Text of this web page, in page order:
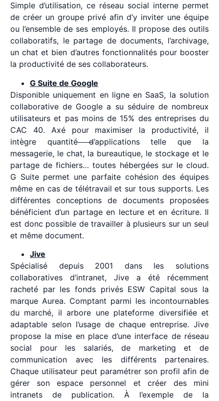
Simple d’utilisation, ce réseau social interne permet
de créer un groupe privé afin d’y inviter une équipe
ou l’ensemble de ses employés. Il propose des outils
collaboratifs, le partage de documents, l’archivage,
un chat et bien d’autres fonctionnalités pour booster
la productivité de ses collaborateurs.
G Suite de Google
Disponible uniquement en ligne en SaaS, la solution
collaborative de Google a su séduire de nombreux
utilisateurs et pas moins de 15% des entreprises du
CAC 40. Axé pour maximiser la productivité, il
intègre quantitéd’applications telle que la
messagerie, le chat, la bureautique, le stockage et le
partage de fichiers… toutes hébergées sur le cloud.
G Suite permet une parfaite cohésion des équipes
même en cas de télétravail et sur tous supports. Les
différentes conceptions de documents proposées
bénéficient d’un partage en lecture et en écriture. Il
est donc possible de travailler à plusieurs sur un seul
et même document.
Jive
Spécialisé depuis 2001 dans les solutions
collaboratives d’intranet, Jive a été récemment
racheté par les fonds privés ESW Capital sous la
marque Aurea. Comptant parmi les incontournables
du marché, il arbore une plateforme diversifiée et
adaptable selon l’usage de chaque entreprise. Jive
propose la mise en place d’une interface de réseau
social pour les salariés, de marketing et de
communication avec les différents partenaires.
Chaque utilisateur peut paramétrer son profil afin de
gérer son espace personnel et créer des mini
intranets de publication. À l’exemple de la